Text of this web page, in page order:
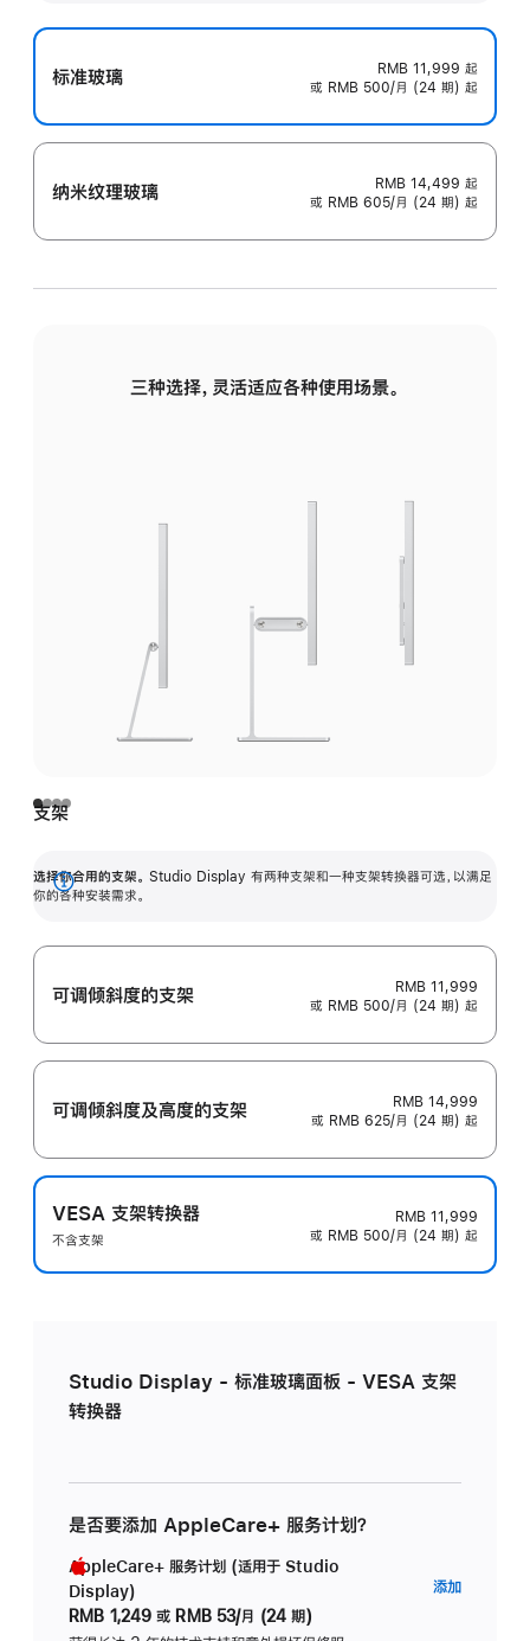
标准玻璃 RMB 11,999 起
或 RMB 500/月 (24 期) 起
纳米纹理玻璃 RMB 14,499 起
或 RMB 605/月 (24 期) 起
三种选择，灵活适应各种使用场景。
支架
选择你合用的支架。 Studio Display 有两种支架和一种支架转换器可选，以满足
你的各种安装需求。
展
可调倾斜度的支架
RMB 11,999
或 RMB 500/月 (24 期) 起
可调倾斜度及高‍度的支‍架
RMB 14,999
或 RMB 625/月 (24 期) 起
VESA 支架转换器
不含支架
RMB 11,999
或 RMB 500/月 (24 期) 起
Studio Display - 标准玻璃面板 - VESA 支架
转换器
是否要添加 AppleCare+ 服务计划？
AppleCare+ 服务计划 (适用于 Studio
Display)
RMB 1,249 或 RMB 53/月 (24 期)
添加